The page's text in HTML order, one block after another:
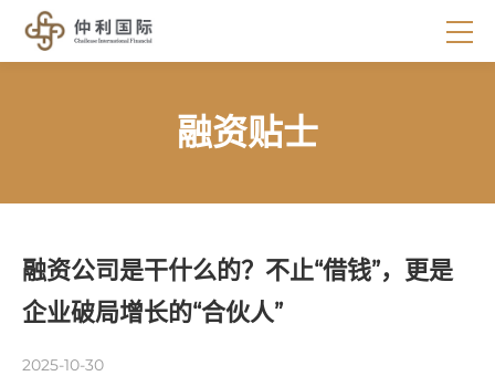
融资贴士
融资公司是干什么的？不止“借钱”，更是
企业破局增长的“合伙人”
2025-10-30